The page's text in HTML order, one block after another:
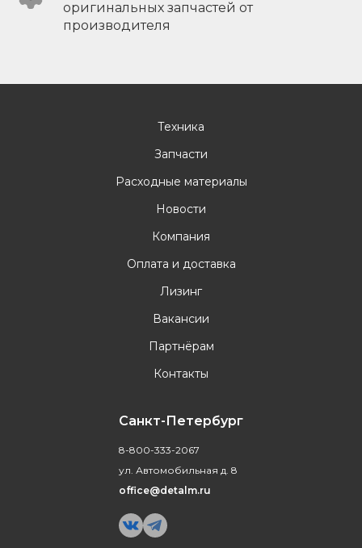
оригинальных запчастей от
производителя
Техника
Запчасти
Расходные материалы
Новости
Компания
Оплата и доставка
Лизинг
Вакансии
Партнёрам
Контакты
Санкт-Петербург
8-800-333-2067
ул. Автомобильная д. 8
office@detalm.ru